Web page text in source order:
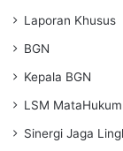
Laporan Khusus
BGN
Kepala BGN
LSM MataHukum
Sinergi Jaga